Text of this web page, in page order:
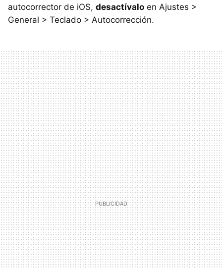
autocorrector de iOS, desactívalo en Ajustes >
General > Teclado > Autocorrección.